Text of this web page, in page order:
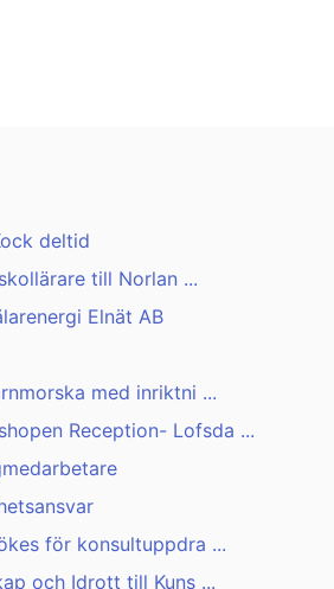
deltid
till Norlan ...
Elnät AB
med inriktni ...
Reception- Lofsda ...
för konsultuppdra ...
och Idrott till Kuns ...